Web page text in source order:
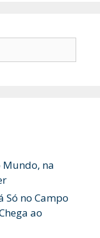
Mundo, na
Só no Campo
ao